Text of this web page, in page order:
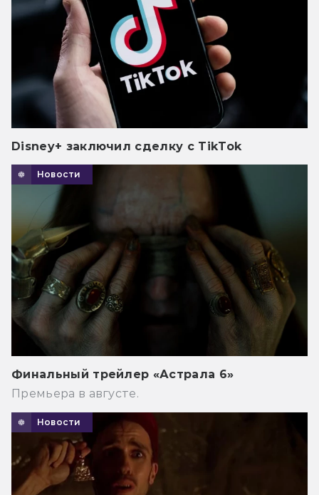
Disney+ заключил сделку с TikTok
Новости
Финальный трейлер «Астрала 6»
Премьера в августе.
Новости